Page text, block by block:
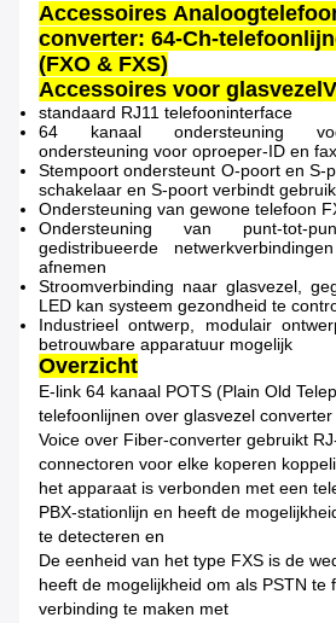
Accessoires
converter: 64-Ch-
(FXO & FXS)
Accessoires voor glasvezel
standaard RJ11 telefooninterface
64 kanaal ondersteuning
ondersteuning voor oproeper-ID en fax
Stempoort ondersteunt O-poort en S-
schakelaar en S-poort verbindt
Ondersteuning van gewone telefoon
Ondersteuning van punt-tot-
gedistribueerde
afnemen
Stroomverbinding naar glasvezel,
LED kan systeem gezondheid te
Industrieel ontwerp, modulair
betrouwbare apparatuur mogelijk
Overzicht
E-link 64 kanaal POTS (Plain Old
telefoonlijnen over glasvezel converter
Voice over Fiber-converter gebruikt
connectoren voor elke koperen
het apparaat is verbonden met een
PBX-stationlijn en heeft de
te detecteren en
De eenheid van het type FXS is de
heeft de mogelijkheid om als PSTN te
verbinding te maken met